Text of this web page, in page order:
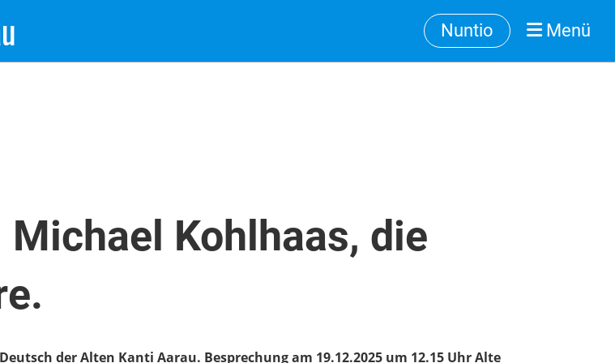
Nuntio Menü
Kohlhaas, die
der Alten Kanti Aarau. Besprechung am 19.12.2025 um 12.15 Uhr Alte